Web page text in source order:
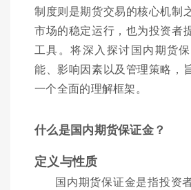
制度则是期货交易的核心机制
市场的稳定运行，也为投资者
工具。将深入探讨国内期货
能、影响因素以及管理策略，
一个全面的理解框架。
什么是国内期货保证金？
定义与性质
国内期货保证金是指投资